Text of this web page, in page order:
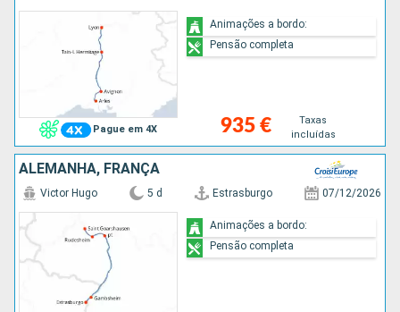
Pague em 4X 935 €
Taxas
incluídas
Animações a bordo:
Pensão completa
ALEMANHA, FRANÇA
Victor Hugo 5 d Estrasburgo 07/12/2026
Animações a bordo:
Pensão completa